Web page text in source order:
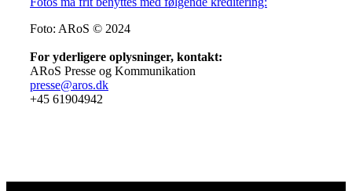
Foto: ARoS © 2024
For yderligere oplysninger, kontakt:
ARoS Presse og Kommunikation
presse@aros.dk
+45 61904942